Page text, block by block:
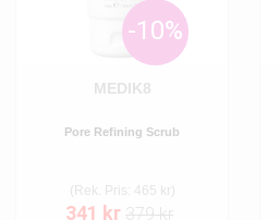
MEDIK8
Pore Refining Scrub
-10%
(Rek. Pris: 465 kr)
341 kr 379 kr